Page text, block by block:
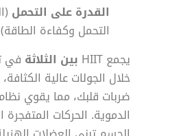
القدرة على التحمل
التحمل وكفاءة الطاقة)
يجمع HIIT
بين الثلاثة في
خلال الجولات عالية
ضربات قلبك، مما يقوي
الدموية. الحركات